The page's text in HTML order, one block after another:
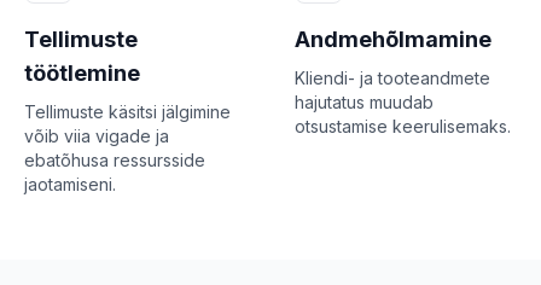
Tellimuste
töötlemine
Tellimuste käsitsi jälgimine
võib viia vigade ja
ebatõhusa ressursside
jaotamiseni.
Andmehõlmamine
Kliendi- ja tooteandmete
hajutatus muudab
otsustamise keerulisemaks.